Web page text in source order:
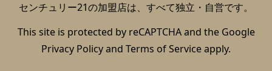
センチュリー21の加盟店は、すべて独立・自営です。
This site is protected by reCAPTCHA and the Google
Privacy Policyand Terms of Serviceapply.